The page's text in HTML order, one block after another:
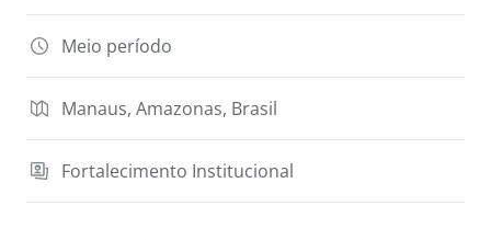
Meio período
Manaus, Amazonas, Brasil
Fortalecimento Institucional